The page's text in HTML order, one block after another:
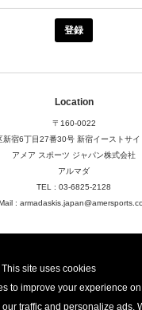
This site uses cookies
to improve your experience
traffic and personalize ads.
Location
〒160-0022
新宿6丁目27番30号 新宿イーストサ
アメア スポーツ ジャパン株式会社
アルマダ
TEL : 03-6825-2128
:
FAQ
ご利用規定
プライバシーポリシー